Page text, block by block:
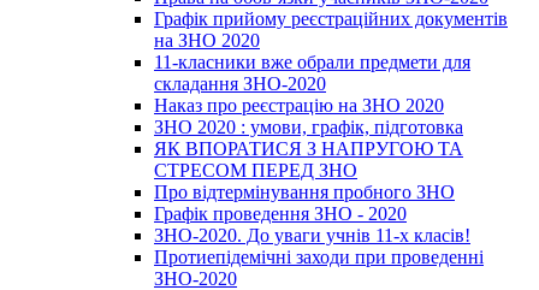
Графік прийому реєстраційних документів
на ЗНО 2020
11-класники вже обрали предмети для
складання ЗНО-2020
Наказ про реєстрацію на ЗНО 2020
ЗНО 2020 : умови, графік, підготовка
ЯК ВПОРАТИСЯ З НАПРУГОЮ ТА
СТРЕСОМ ПЕРЕД ЗНО
Про відтермінування пробного ЗНО
Графік проведення ЗНО - 2020
ЗНО-2020. До уваги учнів 11-х класів!
Протиепідемічні заходи при проведенні
ЗНО-2020